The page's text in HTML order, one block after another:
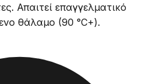
Απαιτεί επαγγελματικό
θάλαμο (90 °C+).